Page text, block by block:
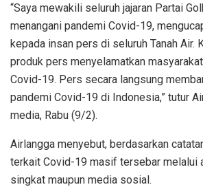
“Saya mewakili seluruh jajaran Partai
menangani pandemi Covid-19,
kepada insan pers di seluruh Tanah Air.
produk pers menyelamatkan
Covid-19. Pers secara langsung
pandemi Covid-19 di Indonesia,” tutur
media, Rabu (9/2).
Airlangga menyebut, berdasarkan
terkait Covid-19 masif tersebar melalui
singkat maupun media sosial.